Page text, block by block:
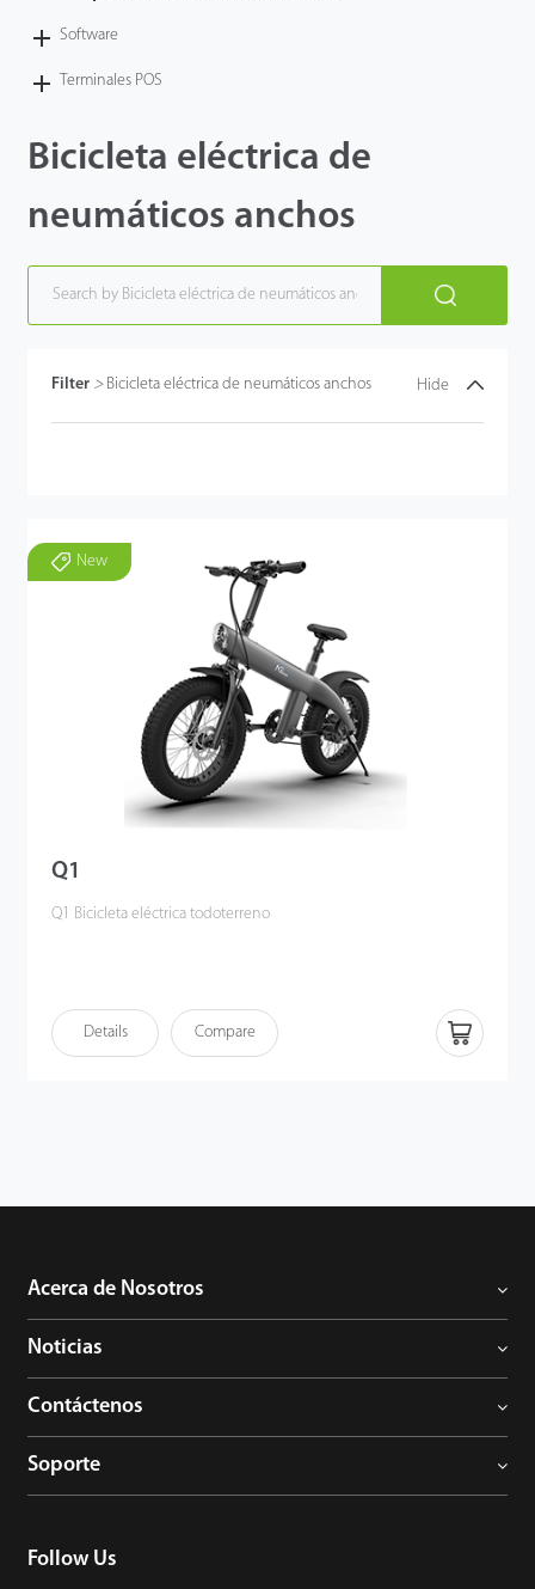
Software
Terminales POS
Bicicleta eléctrica de
neumáticos anchos
Filter > Bicicleta eléctrica de neumáticos anchos Hide
New
Q1
Q1 Bicicleta eléctrica todoterreno
Details Compare
Acerca de Nosotros
Noticias
Contáctenos
Soporte
Follow Us